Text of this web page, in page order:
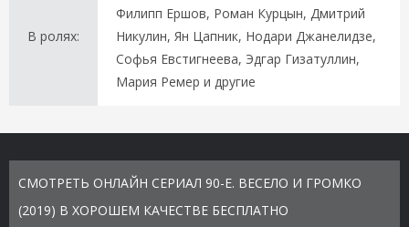
В ролях:
Филипп Ершов, Роман Курцын, Дмитрий
Никулин, Ян Цапник, Нодари Джанелидзе,
Софья Евстигнеева, Эдгар Гизатуллин,
Мария Ремер и другие
СМОТРЕТЬ ОНЛАЙН СЕРИАЛ 90-Е. ВЕСЕЛО И ГРОМКО
(2019) В ХОРОШЕМ КАЧЕСТВЕ БЕСПЛАТНО